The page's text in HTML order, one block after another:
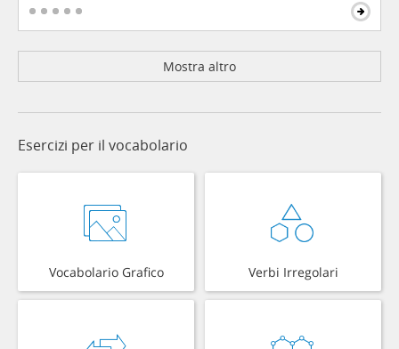
Mostra altro
Esercizi per il vocabolario
Vocabolario Grafico Verbi Irregolari